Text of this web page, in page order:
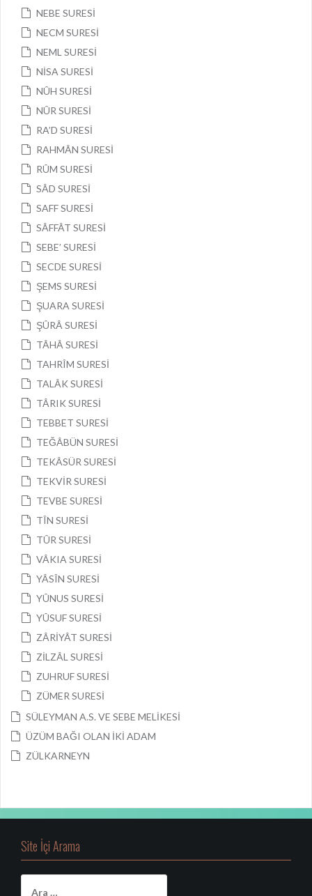
NEBE SURESİ
NECM SURESİ
NEML SURESİ
NİSA SURESİ
NÛH SURESİ
NÛR SURESİ
RA’D SURESİ
RAHMÂN SURESİ
RÛM SURESİ
SÂD SURESİ
SAFF SURESİ
SÂFFÂT SURESİ
SEBE’ SURESİ
SECDE SURESİ
ŞEMS SURESİ
ŞUARA SURESİ
ŞÛRÂ SURESİ
TÂHÂ SURESİ
TAHRÎM SURESİ
TALÂK SURESİ
TÂRIK SURESİ
TEBBET SURESİ
TEĞÂBÜN SURESİ
TEKÂSÜR SURESİ
TEKVİR SURESİ
TEVBE SURESİ
TÎN SURESİ
TÛR SURESİ
VÂKIA SURESİ
YÂSÎN SURESİ
YÛNUS SURESİ
YÛSUF SURESİ
ZÂRİYÂT SURESİ
ZİLZÂL SURESİ
ZUHRUF SURESİ
ZÜMER SURESİ
SÜLEYMAN A.S. VE SEBE MELİKESİ
ÜZÜM BAĞI OLAN İKİ ADAM
ZÜLKARNEYN
Site İçi Arama